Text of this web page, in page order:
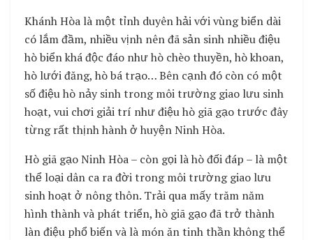
Khánh Hòa là một tỉnh duyên hải với vùng biển dài
có lắm đầm, nhiều vịnh nên đã sản sinh nhiều điệu
hò biển khá độc đáo như hò chèo thuyền, hò khoan,
hò lưới đăng, hò bá trạo… Bên cạnh đó còn có một
số điệu hò nảy sinh trong môi trường giao lưu sinh
hoạt, vui chơi giải trí như điệu hò giã gạo trước đây
từng rất thịnh hành ở huyện Ninh Hòa.
Hò giã gạo Ninh Hòa – còn gọi là hò đối đáp – là một
thể loại dân ca ra đời trong môi trường giao lưu
sinh hoạt ở nông thôn. Trải qua mấy trăm năm
hình thành và phát triển, hò giã gạo đã trở thành
làn điệu phổ biến và là món ăn tinh thần không thể